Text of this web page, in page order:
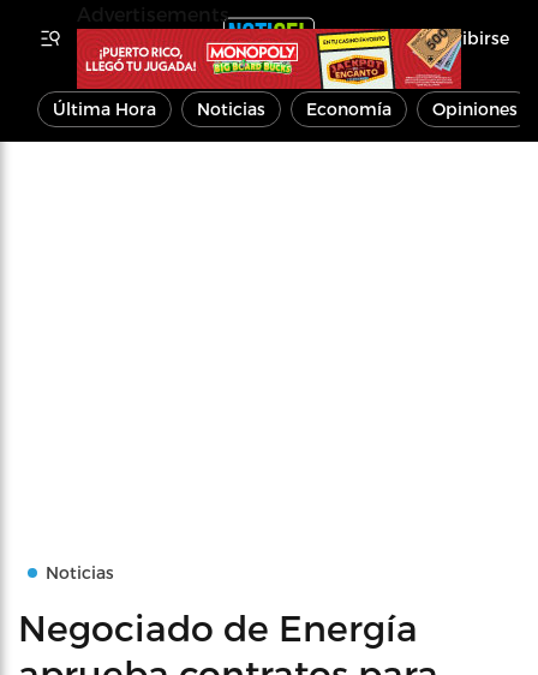
Inscribirse
Última Hora Noticias Economía Opiniones
Noticias
Negociado de Energía
Advertisements